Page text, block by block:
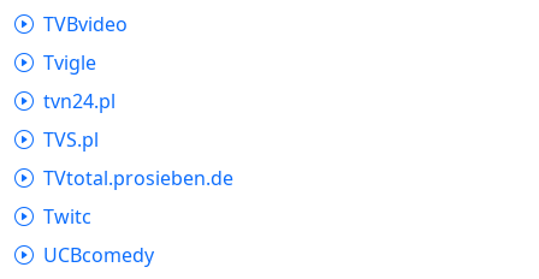
TVBvideo
Tvigle
tvn24.pl
TVS.pl
TVtotal.prosieben.de
Twitc
UCBcomedy